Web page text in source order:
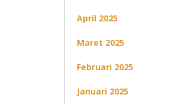
April 2025
Maret 2025
Februari 2025
Januari 2025